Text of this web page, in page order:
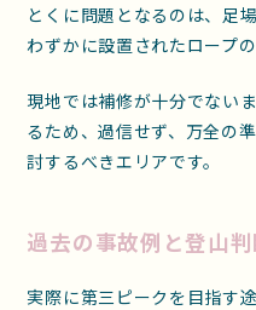
とくに問題となるのは、足
わずかに設置されたロープの
現地では補修が十分でない
るため、過信せず、万全の
討するべきエリアです。
過去の事故例と登山
実際に第三ピークを目指す